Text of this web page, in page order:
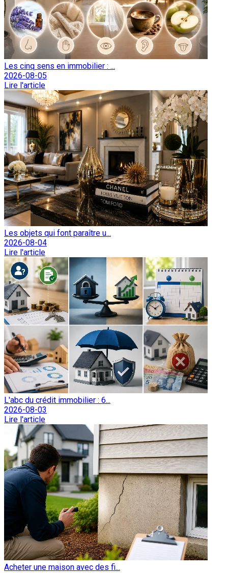
Les cinq sens en immobilier : ...
2026-08-05
Lire l'article
Les objets qui font paraître u...
2026-08-04
Lire l'article
L'abc du crédit immobilier : 6...
2026-08-03
Lire l'article
Acheter une maison avec des fi...